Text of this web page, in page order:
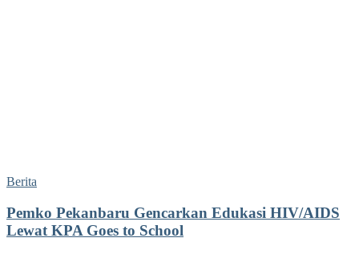
Berita
Pemko Pekanbaru Gencarkan Edukasi HIV/AIDS
Lewat KPA Goes to School